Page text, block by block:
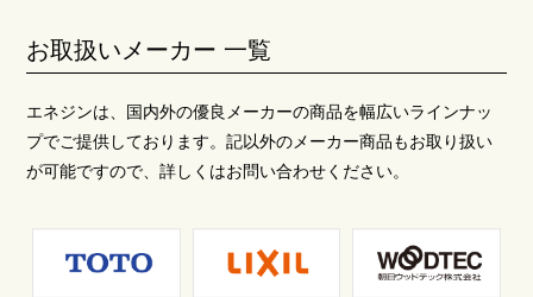
お取扱いメーカー 一覧
エネジンは、国内外の優良メーカーの商品を幅広いラインナッ
プでご提供しております。記以外のメーカー商品もお取り扱い
が可能ですので、詳しくはお問い合わせください。